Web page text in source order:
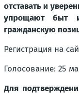
отставать и
упрощают быт
гражданскую
Регистрация на
Голосование: 25
Для